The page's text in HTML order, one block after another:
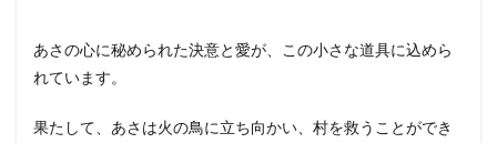
あさの心に秘められた決意と愛が、この小さな道具に込めら
れています。
果たして、あさは火の鳥に立ち向かい、村を救うことができ